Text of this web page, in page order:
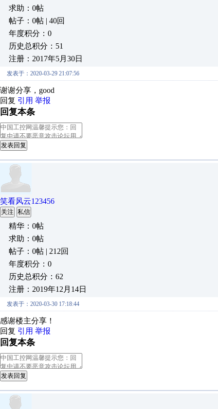
求助：0帖
帖子：0帖 | 40回
年度积分：0
历史总积分：51
注册：2017年5月30日
发表于：2020-03-29 21:07:56
谢谢分享，good
回复 引用 举报
回复本条
发表回复
笑看风云123456
关注 私信
精华：0帖
求助：0帖
帖子：0帖 | 212回
年度积分：0
历史总积分：62
注册：2019年12月14日
发表于：2020-03-30 17:18:44
感谢楼主分享！
回复 引用 举报
回复本条
发表回复